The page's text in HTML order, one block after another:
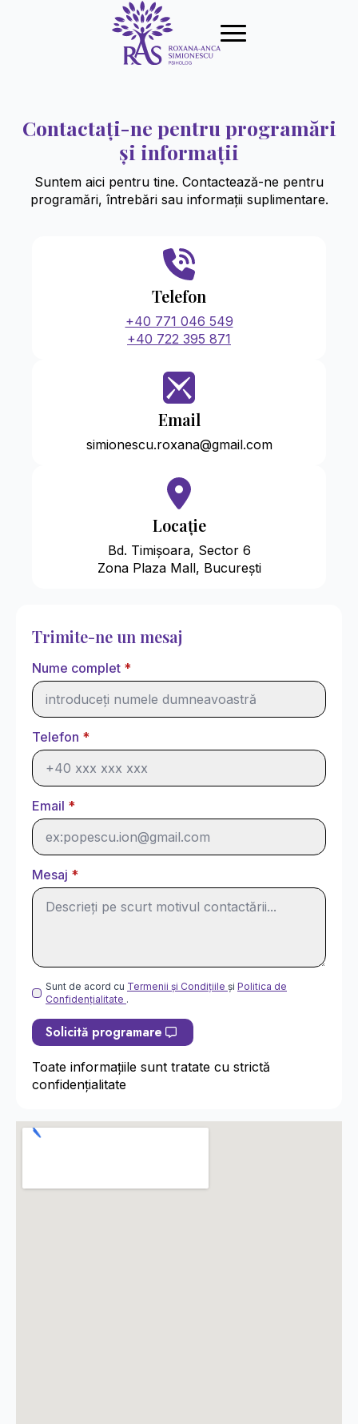
Contactați-ne pentru programări
și informații
Suntem aici pentru tine. Contactează-ne pentru
programări, întrebări sau informații suplimentare.
Telefon
+40 771 046 549
+40 722 395 871
Email
simionescu.roxana@gmail.com
Locație
Bd. Timișoara, Sector 6
Zona Plaza Mall, București
Trimite-ne un mesaj
Nume complet *
Telefon *
Email *
Mesaj *
GDPR
Sunt de acord cu Termenii și Condițiile și Politica de
Confidențialitate .
Solicită programare
Toate informațiile sunt tratate cu strictă
confidențialitate